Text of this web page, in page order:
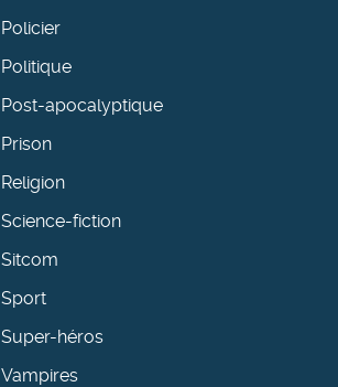
Policier
Politique
Post-apocalyptique
Prison
Religion
Science-fiction
Sitcom
Sport
Super-héros
Vampires